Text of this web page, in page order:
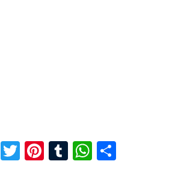
Facebook
Twitter
Pinterest
TumblrWhatsApp